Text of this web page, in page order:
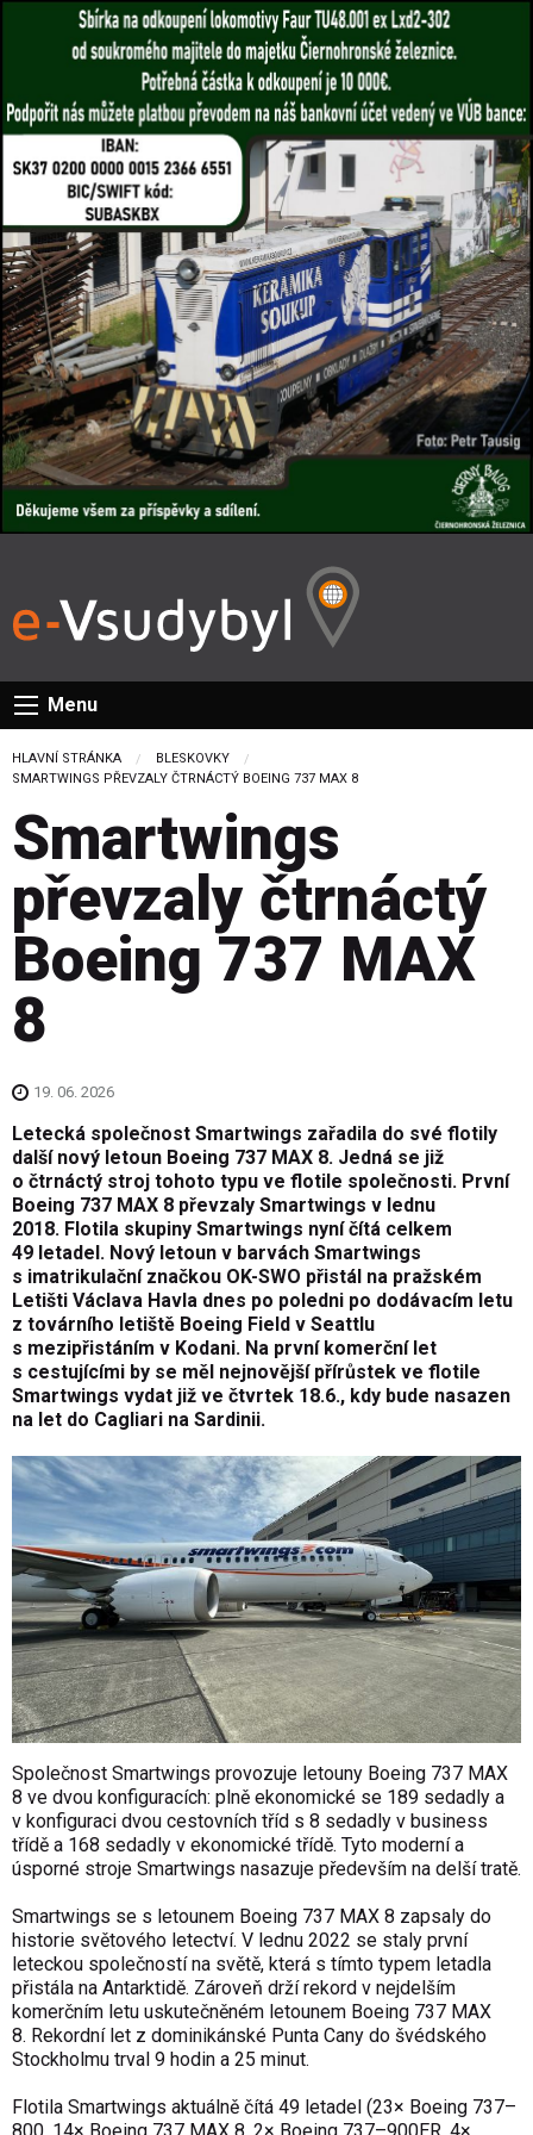
Menu
HLAVNÍ STRÁNKA
BLESKOVKY
CURRENT:
SMARTWINGS PŘEVZALY ČTRNÁCTÝ BOEING 737 MAX 8
Smartwings
převzaly čtrnáctý
Boeing 737 MAX
8
19. 06. 2026
Letecká společnost Smartwings zařadila do své flotily
další nový letoun Boeing 737 MAX 8. Jedná se již
o čtrnáctý stroj tohoto typu ve flotile společnosti. První
Boeing 737 MAX 8 převzaly Smartwings v lednu
2018. Flotila skupiny Smartwings nyní čítá celkem
49 letadel. Nový letoun v barvách Smartwings
s imatrikulační značkou OK-SWO přistál na pražském
Letišti Václava Havla dnes po poledni po dodávacím letu
z továrního letiště Boeing Field v Seattlu
s mezipřistáním v Kodani. Na první komerční let
s cestujícími by se měl nejnovější přírůstek ve flotile
Smartwings vydat již ve čtvrtek 18.6., kdy bude nasazen
na let do Cagliari na Sardinii.
Společnost Smartwings provozuje letouny Boeing 737 MAX
8 ve dvou konfiguracích: plně ekonomické se 189 sedadly a
v konfiguraci dvou cestovních tříd s 8 sedadly v business
třídě a 168 sedadly v ekonomické třídě. Tyto moderní a
úsporné stroje Smartwings nasazuje především na delší tratě.
Smartwings se s letounem Boeing 737 MAX 8 zapsaly do
historie světového letectví. V lednu 2022 se staly první
leteckou společností na světě, která s tímto typem letadla
přistála na Antarktidě. Zároveň drží rekord v nejdelším
komerčním letu uskutečněném letounem Boeing 737 MAX
8. Rekordní let z dominikánské Punta Cany do švédského
Stockholmu trval 9 hodin a 25 minut.
Flotila Smartwings aktuálně čítá 49 letadel (23× Boeing 737–